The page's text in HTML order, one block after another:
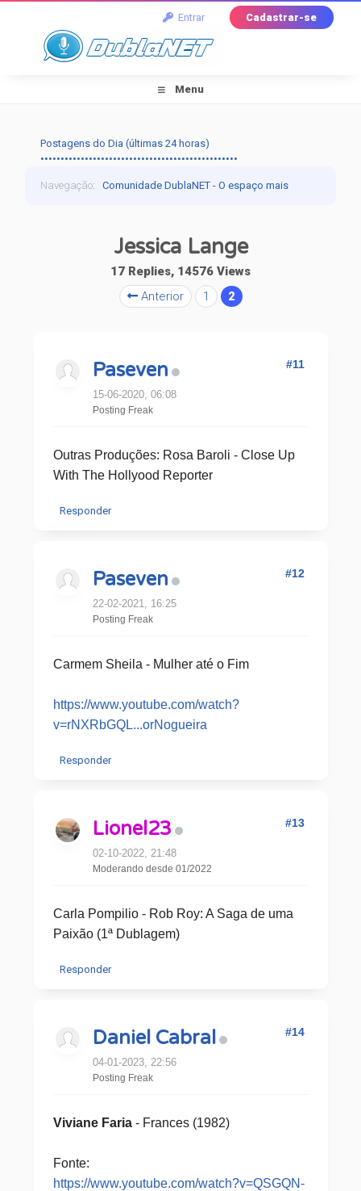
Entrar Cadastrar-se
Menu
Postagens do Dia (últimas 24 horas)
•••••••••••••••••••••••••••••••••••••••••••••••••
Navegação:Comunidade DublaNET - O espaço mais
Jessica Lange
17 Replies, 14576 Views
Anterior
1 2
Paseven
15-06-2020, 06:08
Posting Freak
#11
Outras Produções: Rosa Baroli - Close Up
With The Hollyood Reporter
Responder
Paseven
22-02-2021, 16:25
Posting Freak
#12
Carmem Sheila - Mulher até o Fim
https://www.youtube.com/watch?
v=rNXRbGQL...orNogueira
Responder
Lionel23
02-10-2022, 21:48
Moderando desde 01/2022
#13
Carla Pompilio - Rob Roy: A Saga de uma
Paixão (1ª Dublagem)
Responder
Daniel Cabral
04-01-2023, 22:56
Posting Freak
#14
Viviane Faria- Frances (1982)
Fonte:
https://www.youtube.com/watch?v=QSGQN-